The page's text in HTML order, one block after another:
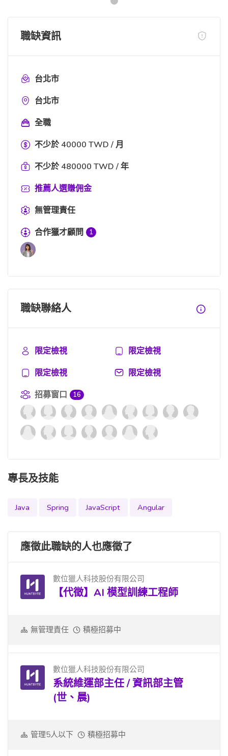
職缺資訊
台北市
台北市
全職
不少於 40000 TWD / 月
不少於 480000 TWD / 年
推薦人選賺佣金
無管理責任
合作獵才顧問
1
職缺聯絡人
限定檢視
限定檢視
限定檢視
限定檢視
招募窗口
16
專長及技能
Java Spring JavaScript Angular
應徵此職缺的人也應徵了
數位獵人科技股份有限公司
【代徵】AI 模型訓練工程師
無管理責任 積極招募中
數位獵人科技股份有限公司
系統維運部主任 / 資訊部主管
(世、晨)
管理5人以下 積極招募中